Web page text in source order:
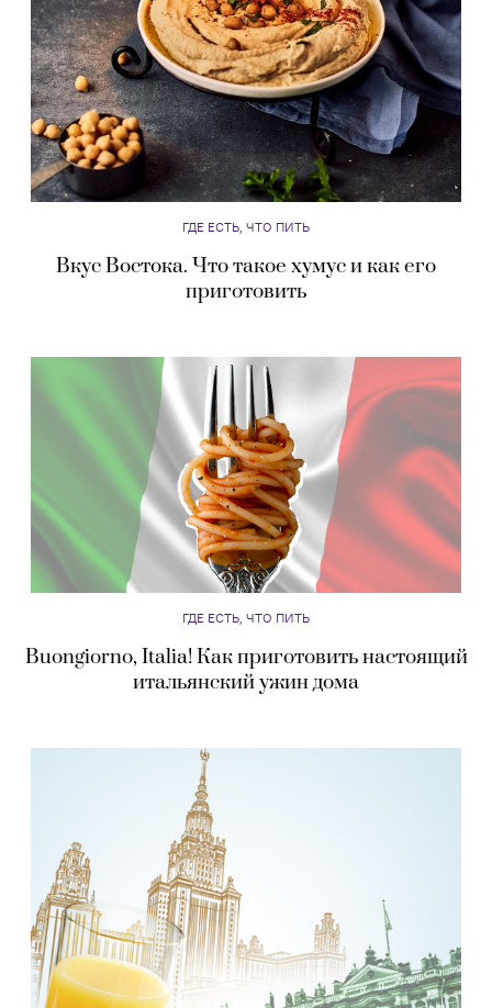
ГДЕ ЕСТЬ, ЧТО ПИТЬ
Вкус Востока. Что такое хумус и как его
приготовить
ГДЕ ЕСТЬ, ЧТО ПИТЬ
Buongiorno, Italia! Как приготовить настоящий
итальянский ужин дома